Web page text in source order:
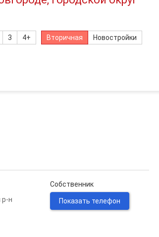
3 4+ Вторичная Новостройки
р-н
Собственник
Показать телефон